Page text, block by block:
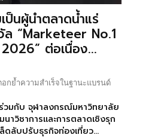
ป็นผู้นำตลาดน้ำแร่
ล “Marketeer No.1
ต่อเนื่อง...
กย้ำความสำเร็จในฐานะแบรนด์
วมกับ จุฬาลงกรณ์มหาวิทยาลัย
าวิชาการและการตลาดเชิงรุก
ล็ดลับปรับธุรกิจท่องเที่ยว...